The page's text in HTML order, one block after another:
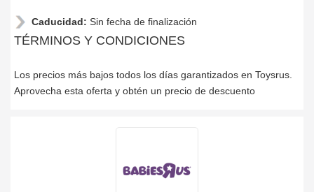
Caducidad: Sin fecha de finalización
TÉRMINOS Y CONDICIONES
Los precios más bajos todos los días garantizados en Toysrus.
Aprovecha esta oferta y obtén un precio de descuento